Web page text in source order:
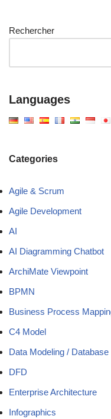
Rechercher
Languages
Categories
Agile & Scrum
Agile Development
AI
AI Diagramming Chatbot
ArchiMate Viewpoint
BPMN
Business Process
C4 Model
Data Modeling / Database
DFD
Enterprise Architecture
Infographics